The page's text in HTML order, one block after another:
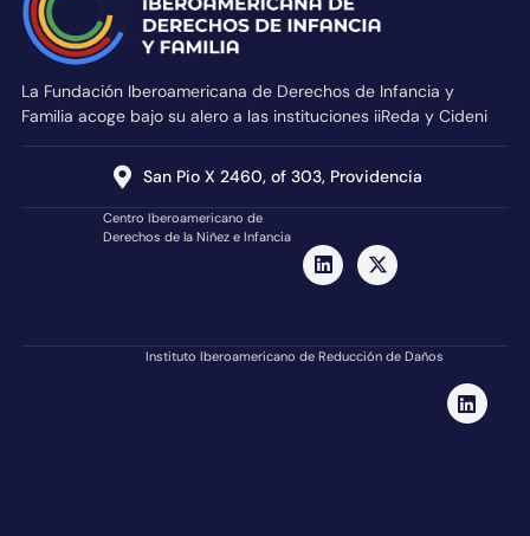
La Fundación Iberoamericana de Derechos de Infancia y
Familia acoge bajo su alero a las instituciones iiReda y Cideni
San Pio X 2460, of 303, Providencia
Centro Iberoamericano de
Derechos de la Niñez e Infancia
Instituto Iberoamericano de Reducción de Daños